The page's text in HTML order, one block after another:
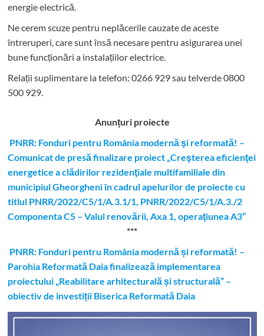
energie electrică.
Ne cerem scuze pentru neplăcerile cauzate de aceste
întreruperi, care sunt însă necesare pentru asigurarea unei
bune funcționări a instalațiilor electrice.
Relații suplimentare la telefon: 0266 929 sau telverde 0800
500 929.
Anunțuri proiecte
PNRR: Fonduri pentru România modernă şi reformată! –
Comunicat de presă finalizare proiect „Creşterea eficienţei
energetice a clădirilor rezidenţiale multifamiliale din
municipiul Gheorgheni în cadrul apelurilor de proiecte cu
titlul PNRR/2022/C5/1/A.3.1/1, PNRR/2022/C5/1/A.3./2
Componenta C5 – Valul renovării, Axa 1, operaţiunea A3”
***
PNRR: Fonduri pentru România modernă și reformată! –
Parohia Reformată Daia finalizează implementarea
proiectului „Reabilitare arhitecturală și structurală” –
obiectiv de investiții Biserica Reformată Daia